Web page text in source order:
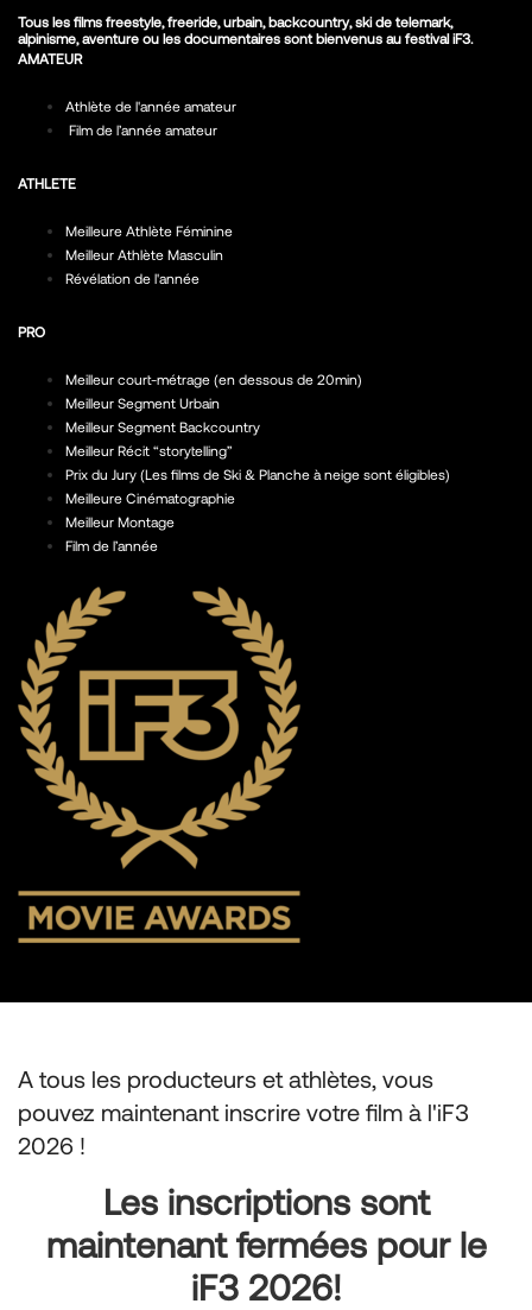
Tous les films freestyle, freeride, urbain, backcountry, ski de telemark,
alpinisme, aventure ou les documentaires sont bienvenus au festival iF3.
AMATEUR
Athlète de l'année amateur
Film de l’année amateur
ATHLETE
Meilleure Athlète Féminine
Meilleur Athlète Masculin
Révélation de l'année
PRO
Meilleur court-métrage (en dessous de 20min)
Meilleur Segment Urbain
Meilleur Segment Backcountry
Meilleur Récit “storytelling”
Prix du Jury (Les films de Ski & Planche à neige sont éligibles)
Meilleure Cinématographie
Meilleur Montage
Film de l’année
A tous les producteurs et athlètes, vous
pouvez maintenant inscrire votre film à l'iF3
2026 !
Les inscriptions sont
maintenant fermées pour le
iF3 2026!